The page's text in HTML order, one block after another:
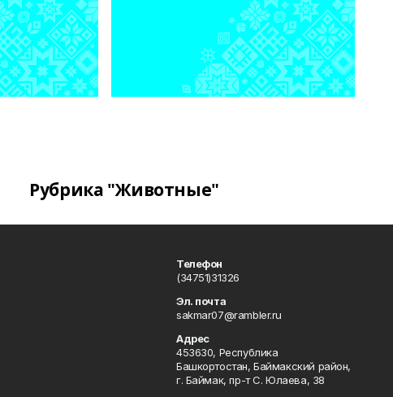
Рубрика "Животные"
Телефон
(34751)31326
Эл. почта
sakmar07@rambler.ru
Адрес
453630, Республика
Башкортостан, Баймакский район,
г. Баймак, пр-т С. Юлаева, 38